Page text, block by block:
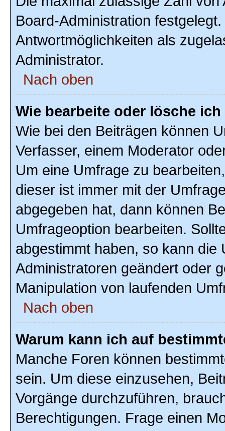
Board-Administration
Antwortmöglichkeiten als
Administrator.
Nach oben
Wie bearbeite oder lösche
Wie bei den Beiträgen können
Verfasser, einem Moderator
Um eine Umfrage zu
dieser ist immer mit der
abgegeben hat, dann können
Umfrageoption bearbeiten.
abgestimmt haben, so kann
Administratoren geändert oder
Manipulation von laufenden
Nach oben
Warum kann ich auf
Manche Foren können
sein. Um diese einzusehen,
Vorgänge durchzuführen,
Berechtigungen. Frage einen